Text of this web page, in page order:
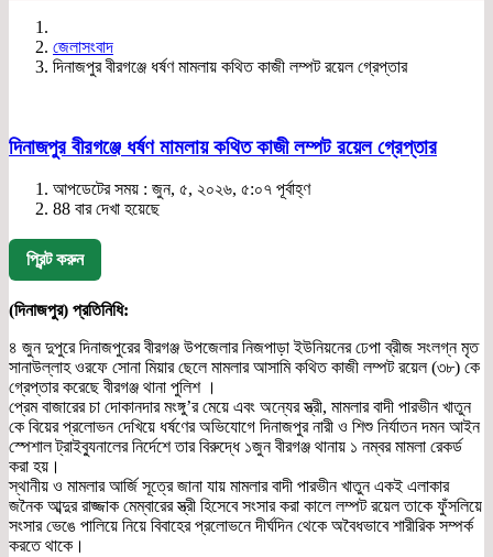
জেলাসংবাদ
দিনাজপুর বীরগঞ্জে ধর্ষণ মামলায় কথিত কাজী লম্পট রয়েল গ্রেপ্তার
দিনাজপুর বীরগঞ্জে ধর্ষণ মামলায় কথিত কাজী লম্পট রয়েল গ্রেপ্তার
আপডেটের সময় : জুন, ৫, ২০২৬, ৫:০৭ পূর্বাহ্ণ
88 বার দেখা হয়েছে
প্রিন্ট করুন
(দিনাজপুর) প্রতিনিধি:
৪ জুন দুপুরে দিনাজপুরের বীরগঞ্জ উপজেলার নিজপাড়া ইউনিয়নের ঢেপা ব্রীজ সংলগ্ন মৃত
সানাউল্লাহ ওরফে সোনা মিয়ার ছেলে মামলার আসামি কথিত কাজী লম্পট রয়েল (৩৮) কে
গ্রেপ্তার করেছে বীরগঞ্জ থানা পুলিশ ।
প্রেম বাজারের চা দোকানদার মংঙ্গু’র মেয়ে এবং অন্যের স্ত্রী, মামলার বাদী পারভীন খাতুন
কে বিয়ের প্রলোভন দেখিয়ে ধর্ষণের অভিযোগে দিনাজপুর নারী ও শিশু নির্যাতন দমন আইন
স্পেশাল ট্রাইব্যুনালের নির্দেশে তার বিরুদ্ধে ১জুন বীরগঞ্জ থানায় ১ নম্বর মামলা রেকর্ড
করা হয়।
স্থানীয় ও মামলার আর্জি সূত্রে জানা যায় মামলার বাদী পারভীন খাতুন একই এলাকার
জনৈক আব্দুর রাজ্জাক মেম্বারের স্ত্রী হিসেবে সংসার করা কালে লম্পট রয়েল তাকে ফুঁসলিয়ে
সংসার ভেঙে পালিয়ে নিয়ে বিবাহের প্রলোভনে দীর্ঘদিন থেকে অবৈধভাবে শারীরিক সম্পর্ক
করতে থাকে।